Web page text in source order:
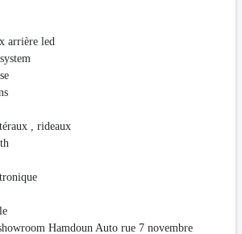
arrière led
, rideaux
Hamdoun Auto rue 7 novembre